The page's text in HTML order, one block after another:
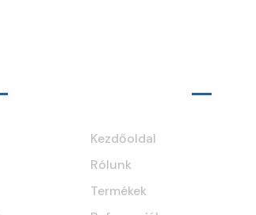
Kezdőoldal
Rólunk
Termékek